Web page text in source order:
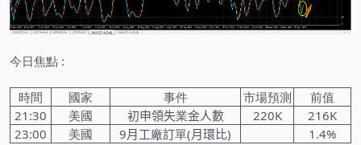
今日焦點 :
時間 國家 事件 市場預測
前值
21:30
美國 初申領失業金人數 220K
216K
23:00
美國 9月工廠訂單(月環比) 1.4%